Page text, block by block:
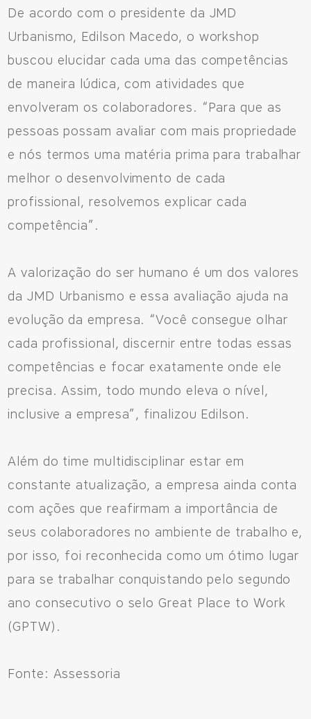
De acordo com o presidente da JMD
Urbanismo, Edilson Macedo, o workshop
buscou elucidar cada uma das competências
de maneira lúdica, com atividades que
envolveram os colaboradores. “Para que as
pessoas possam avaliar com mais propriedade
e nós termos uma matéria prima para trabalhar
melhor o desenvolvimento de cada
profissional, resolvemos explicar cada
competência”.
A valorização do ser humano é um dos valores
da JMD Urbanismo e essa avaliação ajuda na
evolução da empresa. “Você consegue olhar
cada profissional, discernir entre todas essas
competências e focar exatamente onde ele
precisa. Assim, todo mundo eleva o nível,
inclusive a empresa”, finalizou Edilson.
Além do time multidisciplinar estar em
constante atualização, a empresa ainda conta
com ações que reafirmam a importância de
seus colaboradores no ambiente de trabalho e,
por isso, foi reconhecida como um ótimo lugar
para se trabalhar conquistando pelo segundo
ano consecutivo o selo Great Place to Work
(GPTW).
Fonte: Assessoria